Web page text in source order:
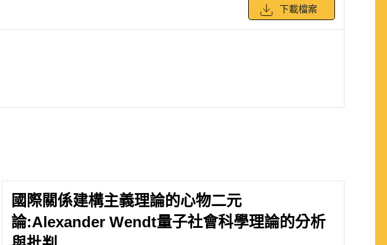
下載檔案
國際關係建構主義理論的心物二元
論:Alexander Wendt量子社會科學理論的分析